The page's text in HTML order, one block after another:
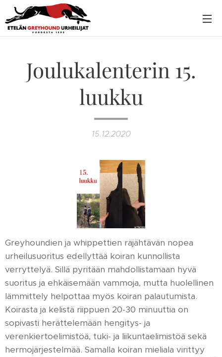
Joulukalenterin 15.
luukku
15.12.2020
Greyhoundien ja whippettien räjähtävän nopea
urheilusuoritus edellyttää koiran kunnollista
verryttelyä. Sillä pyritään mahdollistamaan hyvä
suoritus ja ehkäisemään vammoja, mutta huolellinen
lämmittely helpottaa myös koiran palautumista.
Koirasta ja kelistä riippuen 20-30 minuuttia on
sopivasti herättelemään hengitys- ja
verenkiertoelimistöä, tuki- ja liikuntaelimistöä sekä
hermojärjestelmää. Samalla koiran mieliala virittyy